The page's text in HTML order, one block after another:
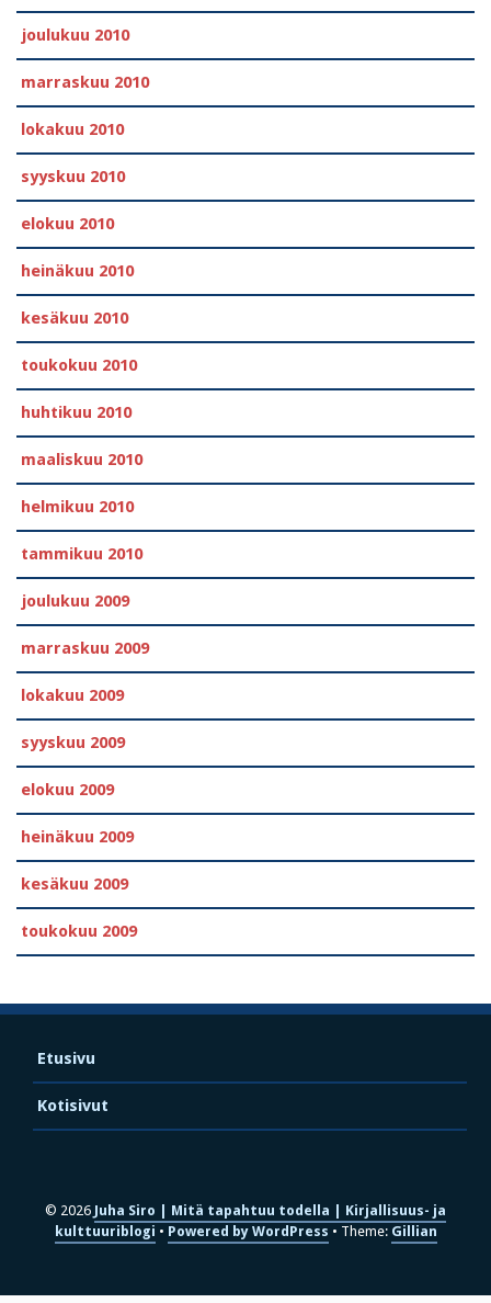
joulukuu 2010
marraskuu 2010
lokakuu 2010
syyskuu 2010
elokuu 2010
heinäkuu 2010
kesäkuu 2010
toukokuu 2010
huhtikuu 2010
maaliskuu 2010
helmikuu 2010
tammikuu 2010
joulukuu 2009
marraskuu 2009
lokakuu 2009
syyskuu 2009
elokuu 2009
heinäkuu 2009
kesäkuu 2009
toukokuu 2009
Etusivu
Kotisivut
© 2026 Juha Siro | Mitä tapahtuu todella | Kirjallisuus- ja
kulttuuriblogi
Powered by WordPress Theme: Gillian